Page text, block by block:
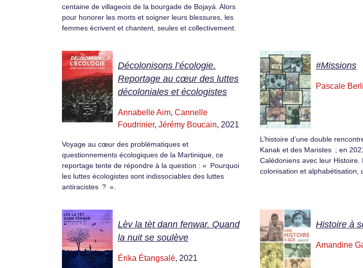
centaine de villageois de la bourgade de Bojayá. Alors
pour honorer les morts et soigner leurs blessures, les
femmes écrivent et chantent, seules et collectivement.
Décolonisons l’écologie.
Reportage au cœur des luttes
décoloniales et écologistes
Annabelle Aim, Cannelle
Foudrinier, Jérémy Boucain, 2021
Voyage au cœur des problématiques et
questionnements écologiques de la Martinique, ce
reportage tente de répondre à la question : « Pourquoi
les luttes écologistes sont indissociables des luttes
antiracistes ? ».
#Missions
Pascale
L’histoire d’une double
Kanak et des Maristes ; en
Calédoniens avec leur Histoire.
colonisation et alphabétisation,
Lèv la tèt dann fenwar. Quand
la nuit se soulève
Érika Étangsalé, 2021
Histoire à
Amandine